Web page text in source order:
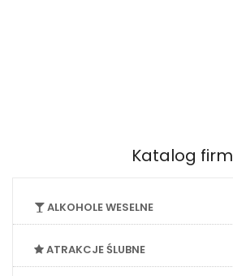
Katalog firm
ALKOHOLE WESELNE
ATRAKCJE ŚLUBNE